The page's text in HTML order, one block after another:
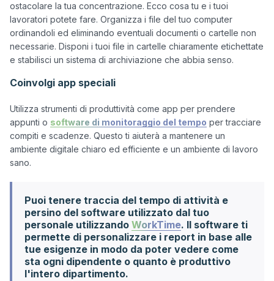
ostacolare la tua concentrazione. Ecco cosa tu e i tuoi
lavoratori potete fare. Organizza i file del tuo computer
ordinandoli ed eliminando eventuali documenti o cartelle non
necessarie. Disponi i tuoi file in cartelle chiaramente etichettate
Coinvolgi app speciali
Utilizza strumenti di produttività come app per prendere
appunti o software di monitoraggio del tempo per tracciare
compiti e scadenze. Questo ti aiuterà a mantenere un
ambiente digitale chiaro ed efficiente e un ambiente di lavoro
Puoi tenere traccia del tempo di attività e
persino del software utilizzato dal tuo
personale utilizzando WorkTime. Il software ti
permette di personalizzare i report in base alle
tue esigenze in modo da poter vedere come
sta ogni dipendente o quanto è produttivo
l'intero dipartimento.